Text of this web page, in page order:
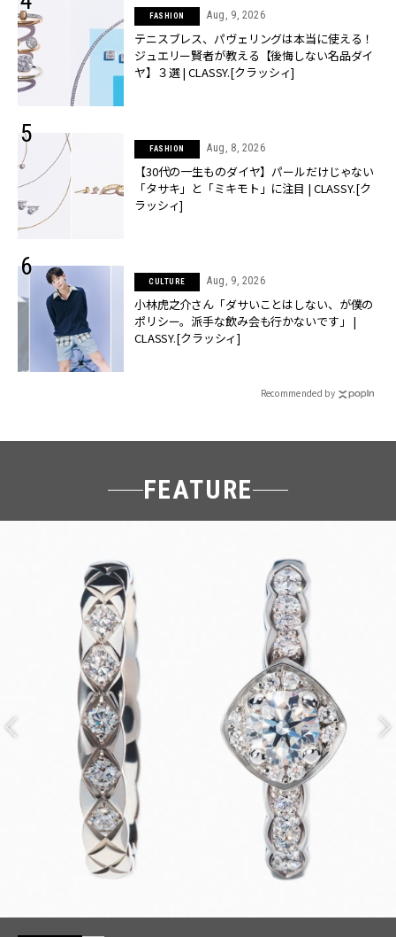
FASHION Aug, 9, 2026
テニスブレス、パヴェリングは本当に使える！
ジュエリー賢者が教える【後悔しない名品ダイ
ヤ】３選 | CLASSY.[クラッシィ]
FASHION Aug, 8, 2026
【30代の一生ものダイヤ】パールだけじゃない
「タサキ」と「ミキモト」に注目 | CLASSY.[ク
ラッシィ]
CULTURE Aug, 9, 2026
小林虎之介さん「ダサいことはしない、が僕の
ポリシー。派手な飲み会も行かないです」 |
CLASSY.[クラッシィ]
Recommended by
FEATURE